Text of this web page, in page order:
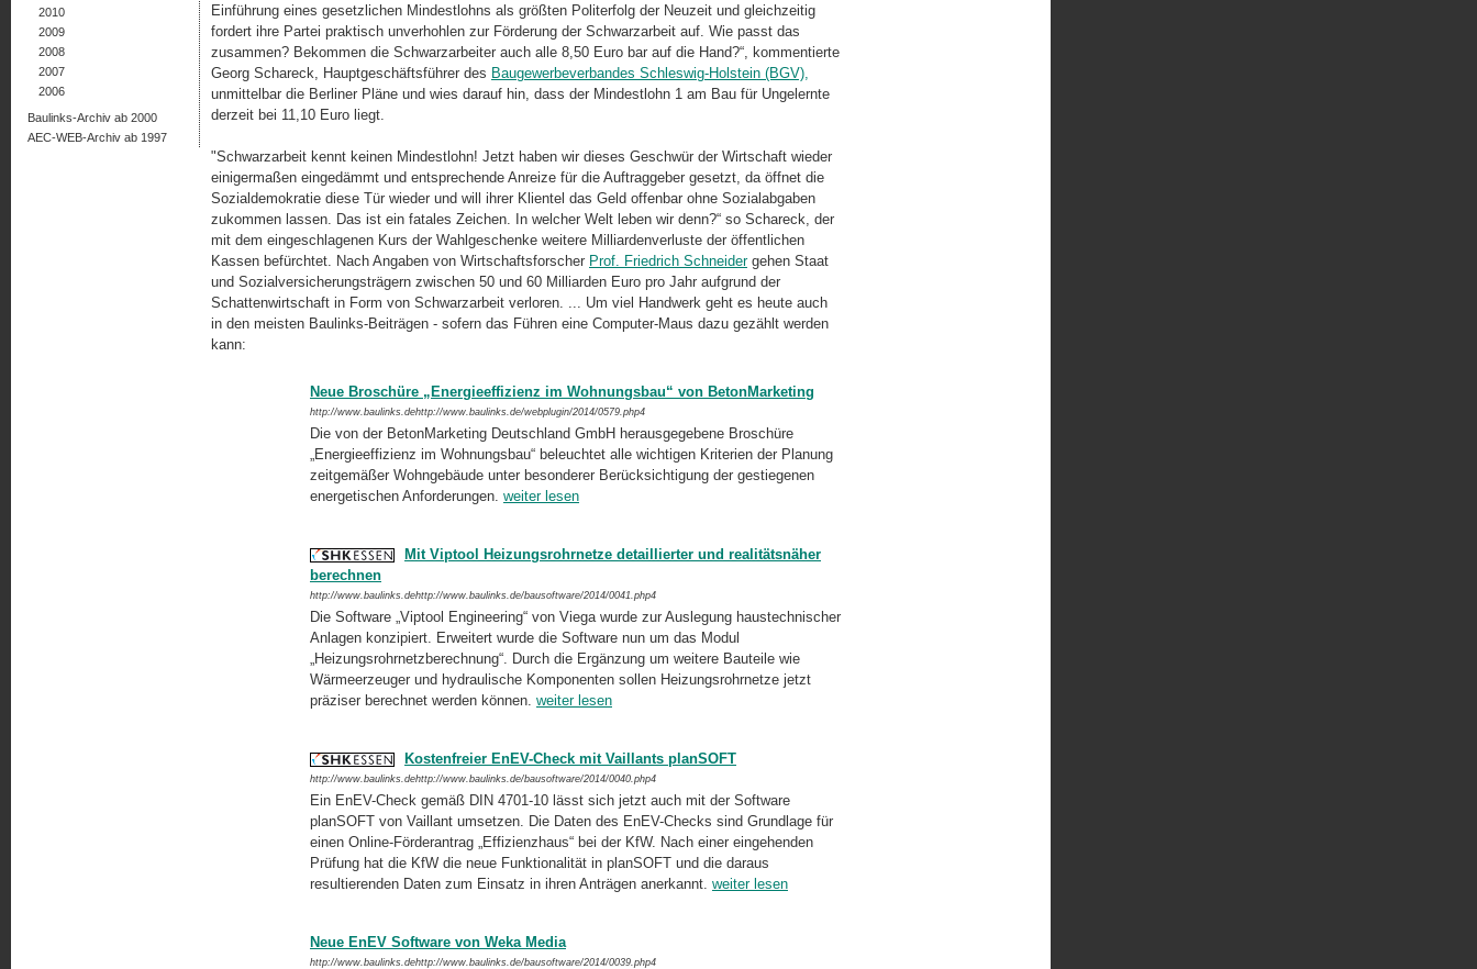
Einführung eines gesetzlichen Mindestlohns als größten Politerfolg der Neuzeit und gleichzeitig
fordert ihre Partei praktisch unverhohlen zur Förderung der Schwarzarbeit auf. Wie passt das
zusammen? Bekommen die Schwarz­arbeiter auch alle 8,50 Euro bar auf die Hand?“, kommentierte
Georg Schareck, Hauptge­schäfts­führer des Baugewerbeverbandes Schleswig-Holstein (BGV),
unmittel­bar die Berliner Pläne und wies darauf hin, dass der Mindestlohn 1 am Bau für Ungelernte
derzeit bei 11,10 Euro liegt.
"Schwarzarbeit kennt keinen Mindestlohn! Jetzt haben wir dieses Geschwür der Wirt­schaft wieder
einigermaßen eingedämmt und entsprechende Anreize für die Auftrag­geber gesetzt, da öffnet die
Sozialdemokratie diese Tür wieder und will ihrer Klientel das Geld offenbar ohne Sozialabgaben
zukommen lassen. Das ist ein fatales Zeichen. In welcher Welt leben wir denn?“ so Schareck, der
mit dem eingeschlagenen Kurs der Wahlgeschenke weitere Milliardenverluste der öffentlichen
Kassen befürchtet. Nach Angaben von Wirtschaftsforscher Prof. Friedrich Schneidergehen Staat
und Sozial­ver­sicherungsträgern zwischen 50 und 60 Milliarden Euro pro Jahr aufgrund der
Schatten­wirtschaft in Form von Schwarzarbeit verloren. ... Um viel Handwerk geht es heute auch
in den meisten Baulinks-Beiträgen - sofern das Führen eine Computer-Maus dazu gezählt werden
kann:
Neue Broschüre „Energieeffizienz im Wohnungsbau“ von BetonMarketing
http://www.baulinks.dehttp://www.baulinks.de/webplugin/2014/0579.php4
Die von der BetonMarketing Deutschland GmbH herausgegebene Bro­schüre
„Energieeffizienz im Wohnungsbau“ beleuchtet alle wichtigen Kriterien der Planung
zeitgemäßer Wohngebäude unter besonderer Be­rücksichtigung der gestiegenen
energetischen Anforderungen. weiter lesen
Mit Viptool Heizungsrohrnetze detaillierter und realitätsnäher
berechnen
http://www.baulinks.dehttp://www.baulinks.de/bausoftware/2014/0041.php4
Die Software „Viptool Engineering“ von Viega wurde zur Auslegung haus­technischer
Anlagen konzipiert. Erweitert wurde die Software nun um das Modul
„Heizungsrohrnetzberechnung“. Durch die Ergänzung um weitere Bauteile wie
Wärmeerzeuger und hydraulische Komponenten sollen Hei­zungsrohrnetze jetzt
präziser berechnet werden können. weiter lesen
Kostenfreier EnEV-Check mit Vaillants planSOFT
http://www.baulinks.dehttp://www.baulinks.de/bausoftware/2014/0040.php4
Ein EnEV-Check gemäß DIN 4701-10 lässt sich jetzt auch mit der Soft­ware
planSOFT von Vaillant umsetzen. Die Daten des EnEV-Checks sind Grund­lage für
einen Online-Förderantrag „Effizienzhaus“ bei der KfW. Nach einer eingehenden
Prüfung hat die KfW die neue Funktionalität in planSOFT und die daraus
resultierenden Daten zum Einsatz in ihren An­trägen anerkannt. weiter lesen
Neue EnEV Software von Weka Media
http://www.baulinks.dehttp://www.baulinks.de/bausoftware/2014/0039.php4
2010
2009
2008
2007
2006
Baulinks-Archiv ab 2000
AEC-WEB-Archiv ab 1997